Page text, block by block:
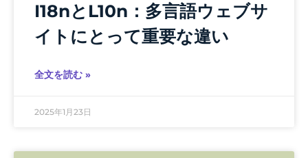
I18nとL10n：多言語ウェブサ
イトにとって重要な違い
全文を読む »
2025年1月23日